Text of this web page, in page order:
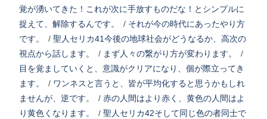
覚が湧いてきた！これが次に手放すものだな！とシンプルに
捉えて、解除するんです。
/ それが今の時代にあったやり方
です。
/ 聖人セリカ41今後の地球社会がどうなるか、高次の
視点から話します。
/ まず人々の繋がり方が変わります。
/
目を覚ましていくと、意識がクリアになり、個が際立ってき
ます。
/ ワンネスと言うと、皆が平均化すると思うかもしれ
ませんが、逆です。
/ 赤の人間はより赤く、黄色の人間はよ
り黄色くなります。
/ 聖人セリカ42そして同じ色の者同士で